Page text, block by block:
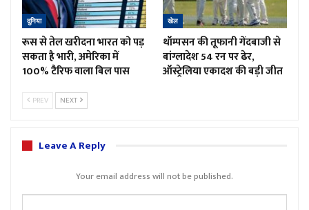
दुनिया
रूस से तेल खरीदना भारत को पड़
सकता है भारी, अमेरिका में
100% टैरिफ वाला बिल पास
खेल
थॉम्पसन की तूफानी गेंदबाजी से
बांग्लादेश 54 रन पर ढेर,
ऑस्ट्रेलिया एकादश की बड़ी जीत
PREV NEXT
Leave A Reply
Your email address will not be published.